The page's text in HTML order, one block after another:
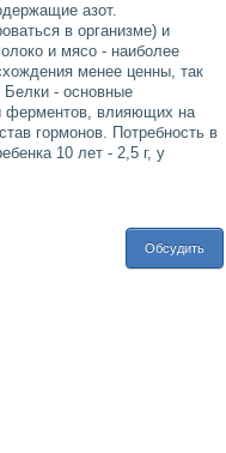
азот.
в организме) и
и мясо - наиболее
менее ценны, так
Белки - основные
ферментов, влияющих на
гормонов. Потребность в
10 лет - 2,5 г, у
Обсудить